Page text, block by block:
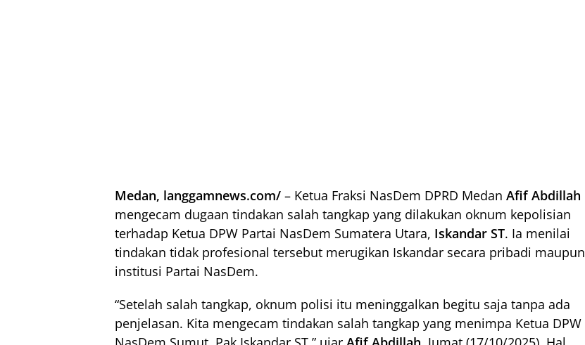
Medan, langgamnews.com/ – Ketua Fraksi NasDem DPRD Medan Afif Abdillah
mengecam dugaan tindakan salah tangkap yang dilakukan oknum kepolisian
terhadap Ketua DPW Partai NasDem Sumatera Utara, Iskandar ST. Ia menilai
tindakan tidak profesional tersebut merugikan Iskandar secara pribadi maupun
institusi Partai NasDem.
“Setelah salah tangkap, oknum polisi itu meninggalkan begitu saja tanpa ada
penjelasan. Kita mengecam tindakan salah tangkap yang menimpa Ketua DPW